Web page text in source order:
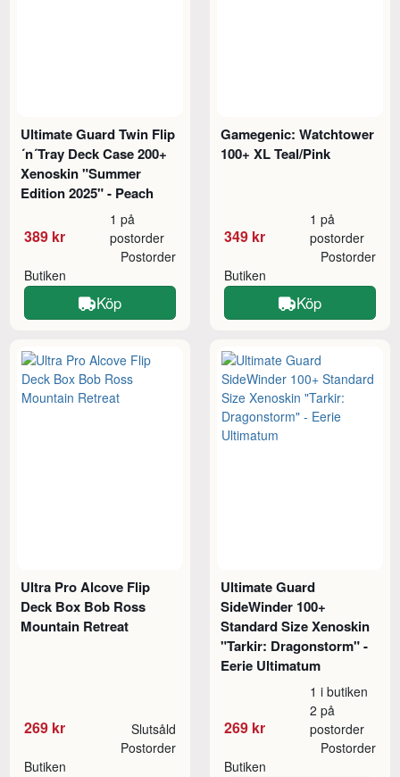
Ultimate Guard Twin Flip
´n´Tray Deck Case 200+
Xenoskin "Summer
Edition 2025" - Peach
389 kr
1 på
postorder
Butiken
Postorder
Köp
Gamegenic: Watchtower
100+ XL Teal/Pink
349 kr
1 på
postorder
Butiken
Postorder
Köp
Ultra Pro Alcove Flip
Deck Box Bob Ross
Mountain Retreat
269 kr Slutsåld
Butiken
Postorder
Ultimate Guard
SideWinder 100+
Standard Size Xenoskin
"Tarkir: Dragonstorm" -
Eerie Ultimatum
269 kr
1 i butiken
2 på
postorder
Butiken
Postorder